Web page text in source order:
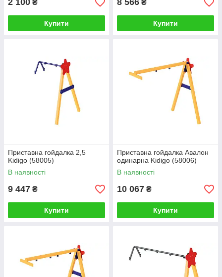
2 100 ₴
Купити
8 566 ₴
Купити
Приставна гойдалка 2,5
Kidigo (58005)
В наявності
9 447 ₴
Купити
Приставна гойдалка Авалон
одинарна Kidigo (58006)
В наявності
10 067 ₴
Купити